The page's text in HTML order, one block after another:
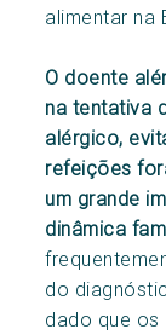
alimentar na
O doente
na tentativa
alérgico,
refeições
um grande
dinâmica
do
dado que os